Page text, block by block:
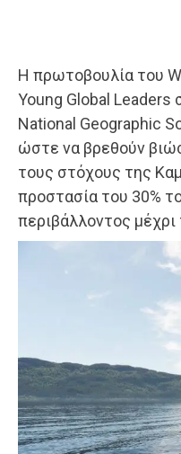
Η πρωτοβουλία του
Young Global Leaders
National Geographic
ώστε να βρεθούν
τους στόχους της
προστασία του 30%
περιβάλλοντος μέχρι